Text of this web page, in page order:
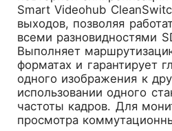
Smart Videohub
выходов, позволяя
всеми разновидностями
Выполняет
форматах и гарантирует
одного изображения к
использовании одного
частоты кадров. Для
просмотра